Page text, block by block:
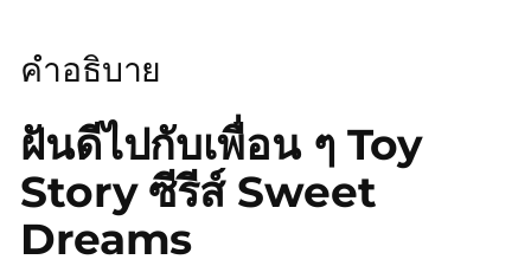
คำอธิบาย
ฝันดีไปกับเพื่อน ๆ Toy
Story ซีรีส์ Sweet
Dreams